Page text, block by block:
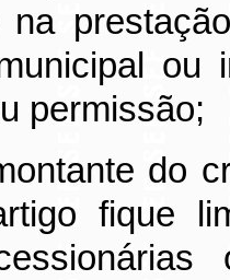
na
ou
permissão;
do
fique